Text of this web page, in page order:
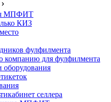
МПФИТ
КИЗ
фулфилмента
компанию для фулфилмента
оборудования
селлера